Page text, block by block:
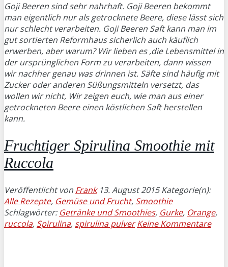
Goji Beeren sind sehr nahrhaft. Goji Beeren bekommt
man eigentlich nur als getrocknete Beere, diese lässt sich
nur schlecht verarbeiten. Goji Beeren Saft kann man im
gut sortierten Reformhaus sicherlich auch käuflich
erwerben, aber warum? Wir lieben es ,die Lebensmittel in
der ursprünglichen Form zu verarbeiten, dann wissen
wir nachher genau was drinnen ist. Säfte sind häufig mit
Zucker oder anderen Süßungsmitteln versetzt, das
wollen wir nicht, Wir zeigen euch, wie man aus einer
getrockneten Beere einen köstlichen Saft herstellen
kann.
Fruchtiger Spirulina Smoothie mit
Ruccola
Veröffentlicht von Frank 13. August 2015 Kategorie(n):
Alle Rezepte, Gemüse und Frucht, Smoothie
Schlagwörter: Getränke und Smoothies, Gurke, Orange,
ruccola, Spirulina, spirulina pulver Keine Kommentare